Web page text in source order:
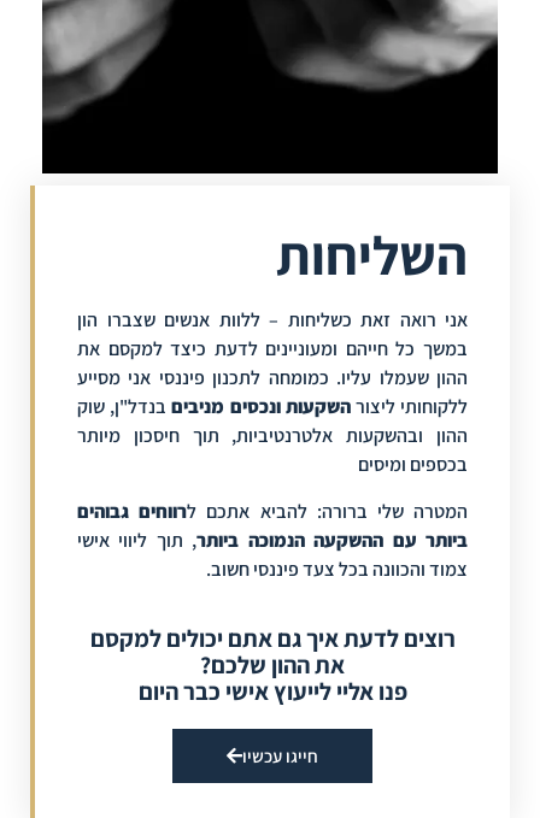
השליחות
אני רואה זאת כשליחות – ללוות אנשים שצברו הון
במשך כל חייהם ומעוניינים לדעת כיצד למקסם את
ההון שעמלו עליו. כמומחה לתכנון פיננסי אני מסייע
ללקוחותי ליצורהשקעות ונכסים מניביםבנדל"ן, שוק
ההון ובהשקעות אלטרנטיביות, תוך חיסכון מיותר
בכספים ומיסים
המטרה שלי ברורה: להביא אתכם לרווחים גבוהים
ביותר עם ההשקעה הנמוכה ביותר, תוך ליווי אישי
צמוד והכוונה בכל צעד פיננסי חשוב.
רוצים לדעת איך גם אתם יכולים למקסם
את ההון שלכם?
פנו אליי לייעוץ אישי כבר היום
חייגו עכשיו